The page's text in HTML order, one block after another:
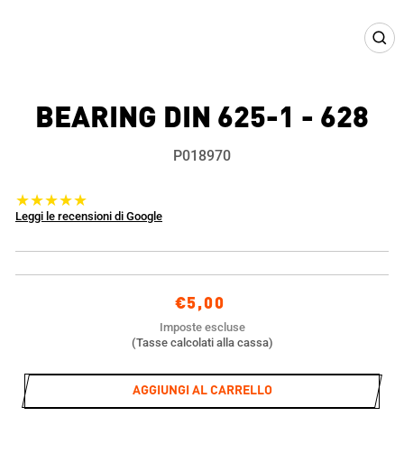
BEARING DIN 625-1 - 628
P018970
★★★★★
Leggi le recensioni di Google
Prezzo
listino
€5,00
Imposte escluse
(Tasse calcolati alla cassa)
AGGIUNGI AL CARRELLO